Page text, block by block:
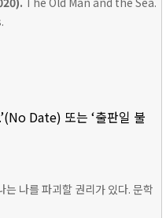
Date) 또는 ‘출판일 불
는 나를 파괴할 권리가 있다. 문학